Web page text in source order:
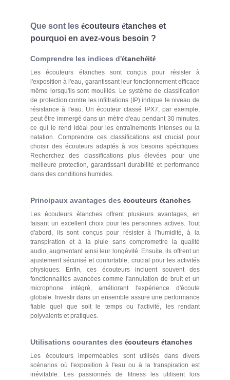
Que sont les écouteurs étanches et
pourquoi en avez-vous besoin ?
Comprendre les indices d'étanchéité
Les écouteurs étanches sont conçus pour résister à
l'exposition à l'eau, garantissant leur fonctionnement efficace
même lorsqu'ils sont mouillés. Le système de classification
de protection contre les infiltrations (IP) indique le niveau de
résistance à l'eau. Un écouteur classé IPX7, par exemple,
peut être immergé dans un mètre d'eau pendant 30 minutes,
ce qui le rend idéal pour les entraînements intenses ou la
natation. Comprendre ces classifications est crucial pour
choisir des écouteurs adaptés à vos besoins spécifiques.
Recherchez des classifications plus élevées pour une
meilleure protection, garantissant durabilité et performance
dans des conditions humides.
Principaux avantages des écouteurs étanches
Les écouteurs étanches offrent plusieurs avantages, en
faisant un excellent choix pour les personnes actives. Tout
d'abord, ils sont conçus pour résister à l'humidité, à la
transpiration et à la pluie sans compromettre la qualité
audio, augmentant ainsi leur longévité. Ensuite, ils offrent un
ajustement sécurisé et confortable, crucial pour les activités
physiques. Enfin, ces écouteurs incluent souvent des
fonctionnalités avancées comme l'annulation de bruit et un
microphone intégré, améliorant l'expérience d'écoute
globale. Investir dans un ensemble assure une performance
fiable quel que soit le temps ou l'activité, les rendant
polyvalents et pratiques.
Utilisations courantes des écouteurs étanches
Les écouteurs imperméables sont utilisés dans divers
scénarios où l'exposition à l'eau ou à la transpiration est
inévitable. Les passionnés de fitness les utilisent lors